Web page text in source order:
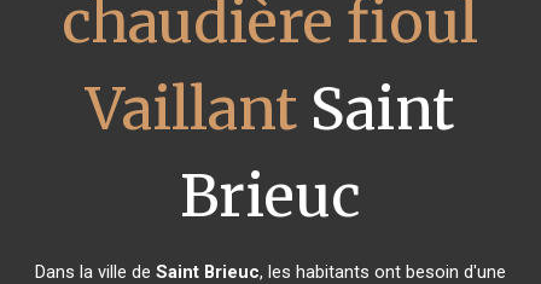
chaudière fioul
Vaillant Saint
Brieuc
Dans la ville de Saint Brieuc, les habitants ont besoin d'une